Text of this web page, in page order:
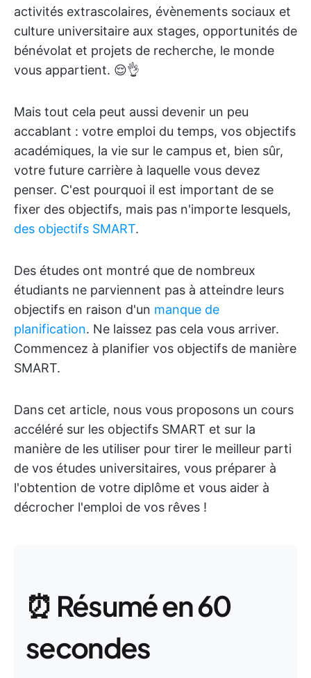
activités extrascolaires, évènements sociaux et
culture universitaire aux stages, opportunités de
bénévolat et projets de recherche, le monde
vous appartient. 😌👌
Mais tout cela peut aussi devenir un peu
accablant : votre emploi du temps, vos objectifs
académiques, la vie sur le campus et, bien sûr,
votre future carrière à laquelle vous devez
penser. C'est pourquoi il est important de se
fixer des objectifs, mais pas n'importe lesquels,
des objectifs SMART.
Des études ont montré que de nombreux
étudiants ne parviennent pas à atteindre leurs
objectifs en raison d'un manque de
planification. Ne laissez pas cela vous arriver.
Commencez à planifier vos objectifs de manière
SMART.
Dans cet article, nous vous proposons un cours
accéléré sur les objectifs SMART et sur la
manière de les utiliser pour tirer le meilleur parti
de vos études universitaires, vous préparer à
l'obtention de votre diplôme et vous aider à
décrocher l'emploi de vos rêves !
⏰ Résumé en 60
secondes